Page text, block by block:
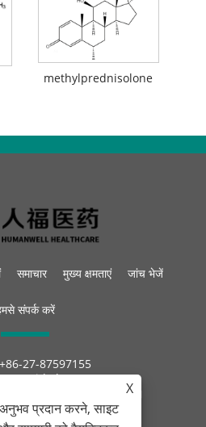
methylprednisolone
समाचार मुख्य क्षमताएं जांच भेजें
संपर्क करें
+86-27-87597155
chem.com
जिला, ई-झोउ शहर, हुबेई, चीन।
X
प्रदान करने, साइट